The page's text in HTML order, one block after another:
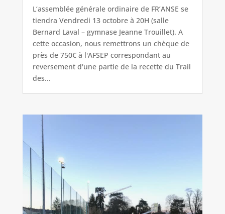
L‘assemblée générale ordinaire de FR’ANSE se
tiendra Vendredi 13 octobre à 20H (salle
Bernard Laval – gymnase Jeanne Trouillet). A
cette occasion, nous remettrons un chèque de
près de 750€ à l'AFSEP correspondant au
reversement d'une partie de la recette du Trail
des...